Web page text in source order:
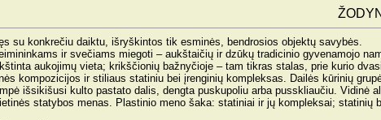
su konkrečiu daiktu, išryškintos tik esminės, bendrosios objektų savybės.
ir svečiams miegoti – aukštaičių ir dzūkų tradicinio gyvenamojo
aukojimų vieta; krikščionių bažnyčioje – tam tikras stalas, prie kurio
kompozicijos ir stiliaus statiniu bei įrenginių kompleksas. Dailės kūrinių
išsikišusi kulto pastato dalis, dengta puskupoliu arba pusskliaučiu. Vidinė
statybos menas. Plastinio meno šaka: statiniai ir jų kompleksai; statinių